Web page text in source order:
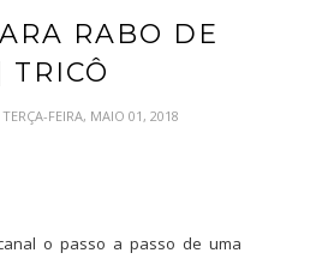
RABO DE
TRICÔ
FEIRA, MAIO 01, 2018
o passo a passo de uma